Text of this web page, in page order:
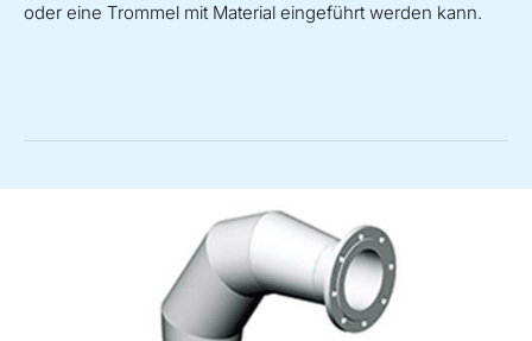
oder eine Trommel mit Material eingeführt werden kann.